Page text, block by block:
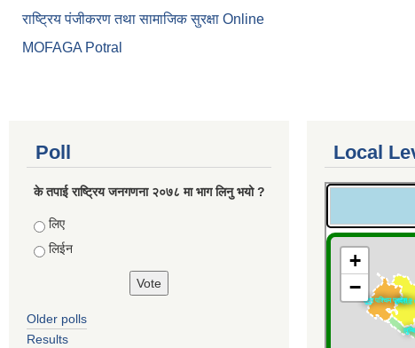
राष्ट्रिय पंजीकरण तथा सामाजिक सुरक्षा Online
MOFAGA Potral
Poll
के तपाई राष्ट्रिय जनगणना २०७८ मा भाग लिनु भयो ?
Choices
लिए
लिईन
Older polls
Results
Local